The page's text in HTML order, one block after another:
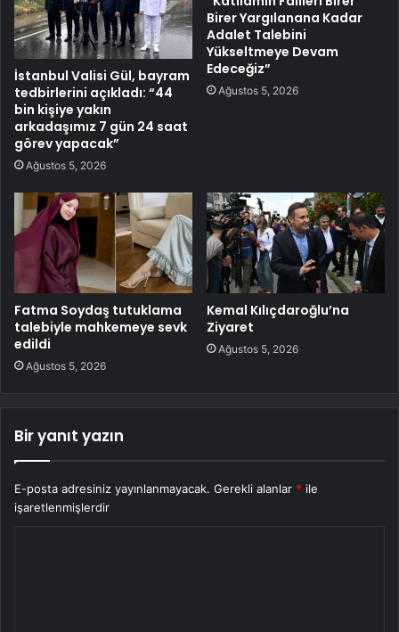
İstanbul Valisi Gül, bayram
tedbirlerini açıkladı: “44
bin kişiye yakın
arkadaşımız 7 gün 24 saat
görev yapacak”
Ağustos 5, 2026
Birer Yargılanana Kadar
Adalet Talebini
Yükseltmeye Devam
Edeceğiz”
Ağustos 5, 2026
Fatma Soydaş tutuklama
talebiyle mahkemeye sevk
edildi
Ağustos 5, 2026
Kemal Kılıçdaroğlu’na
Ziyaret
Ağustos 5, 2026
Bir yanıt yazın
E-posta adresiniz yayınlanmayacak. Gerekli alanlar * ile
işaretlenmişlerdir